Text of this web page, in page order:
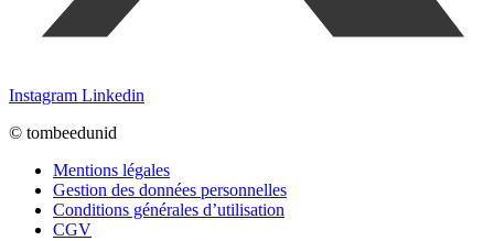
Instagram Linkedin
© tombeedunid
Mentions légales
Gestion des données personnelles
Conditions générales d’utilisation
CGV